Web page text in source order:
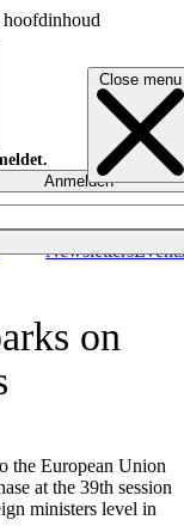
hoofdinhoud
Close menu
NewslettersEvents
Anmelden
on
the European Union
at the 39th session
ministers level in